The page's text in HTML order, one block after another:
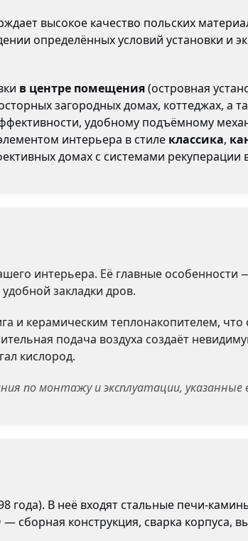
высокое качество польских
определённых условий установки и
в центре помещения(островная
загородных домах, коттеджах, а
удобному подъёмному
интерьера в стиле классика,
домах с системами рекуперации
интерьера. Её главные особенности
закладки дров.
керамическим теплонакопителем, что
подача воздуха создаёт
кислород.
по монтажу и эксплуатации, указанные
года). В неё входят стальные печи-
конструкция, сварка корпуса,